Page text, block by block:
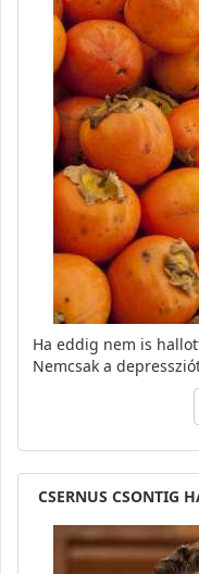
Ha eddig nem is
Nemcsak a
CSERNUS CSONTIG